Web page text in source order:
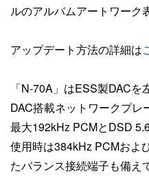
ルのアルバムアートワーク
アップデート方法の詳細は
「N-70A」はESS製DAC
DAC搭載ネットワークプレ
最大192kHz PCMとDSD
使用時は384kHz PCMおよ
たバランス接続端子も備え